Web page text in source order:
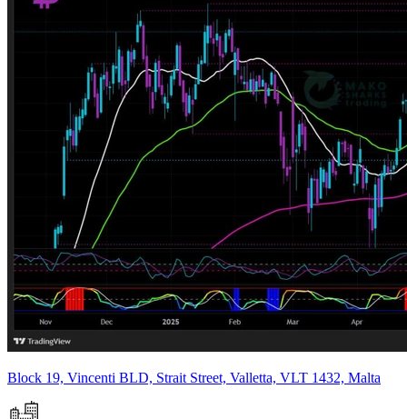
Block 19, Vincenti BLD, Strait Street, Valletta, VLT 1432, Malta